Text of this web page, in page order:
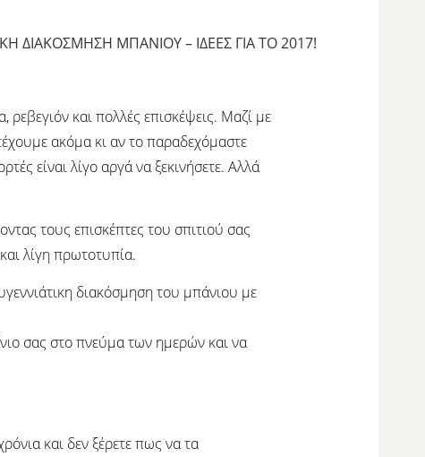
ΔΙΑΚΌΣΜΗΣΗ ΜΠΆΝΙΟΥ – ΙΔΈΕΣ ΓΙΑ ΤΟ 2017!
ρεβεγιόν και πολλές επισκέψεις. Μαζί με
ακόμα κι αν το παραδεχόμαστε
είναι λίγο αργά να ξεκινήσετε. Αλλά
τους επισκέπτες του σπιτιού σας
λίγη πρωτοτυπία.
διακόσμηση του μπάνιου με
σας στο πνεύμα των ημερών και να
και δεν ξέρετε πως να τα